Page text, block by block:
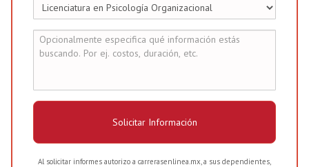
Solicitar Información
Al solicitar informes autorizo a carrerasenlinea.mx, a sus dependientes,